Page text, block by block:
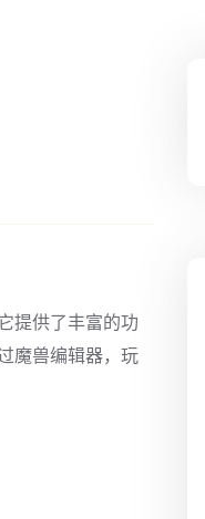
提供了丰富的功
魔兽编辑器，玩